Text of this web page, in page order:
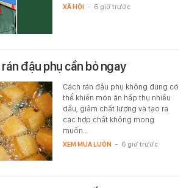
XÃ HỘI - 6 giờ trước
đậu phụ cần bỏ ngay
Cách rán đậu phụ không đúng có
thể khiến món ăn hấp thụ nhiều
dầu, giảm chất lượng và tạo ra
các hợp chất không mong
muốn…
XEM MUA LUÔN - 6 giờ trước